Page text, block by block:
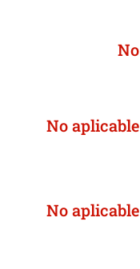
No
No aplicable
No aplicable